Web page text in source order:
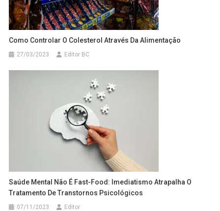
Como Controlar O Colesterol Através Da Alimentação
27/03/2023 Editor BC
Saúde Mental Não É Fast-Food: Imediatismo Atrapalha O
Tratamento De Transtornos Psicológicos
07/11/2023 Editor